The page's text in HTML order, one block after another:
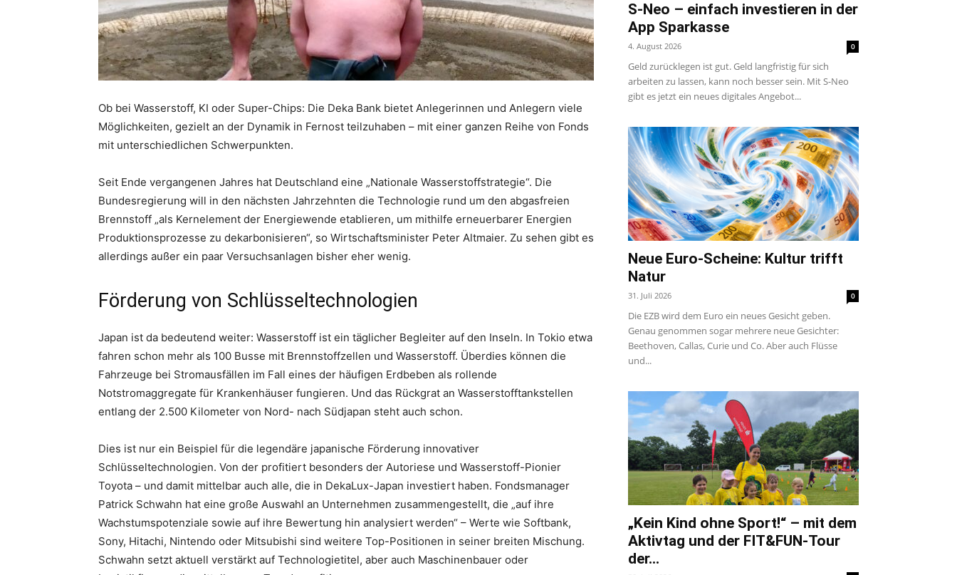
Ob bei Wasserstoff, KI oder Super-Chips: Die Deka Bank bietet Anlegerinnen und Anlegern viele
Möglichkeiten, gezielt an der Dynamik in Fernost teilzuhaben – mit einer ganzen Reihe von Fonds
mit unterschiedlichen Schwerpunkten.
Seit Ende vergangenen Jahres hat Deutschland eine „Nationale Wasserstoffstrategie“. Die
Bundesregierung will in den nächsten Jahrzehnten die Technologie rund um den abgasfreien
Brennstoff „als Kernelement der Energiewende etablieren, um mithilfe erneuerbarer Energien
Produktionsprozesse zu dekarbonisieren“, so Wirtschaftsminister Peter Altmaier. Zu sehen gibt es
allerdings außer ein paar Versuchsanlagen bisher eher wenig.
Förderung von Schlüsseltechnologien
Japan ist da bedeutend weiter: Wasserstoff ist ein täglicher Begleiter auf den Inseln. In Tokio etwa
fahren schon mehr als 100 Busse mit Brennstoffzellen und Wasserstoff. Überdies können die
Fahrzeuge bei Stromausfällen im Fall eines der häufigen Erdbeben als rollende
Notstromaggregate für Krankenhäuser fungieren. Und das Rückgrat an Wasserstofftankstellen
entlang der 2.500 Kilometer von Nord- nach Südjapan steht auch schon.
Dies ist nur ein Beispiel für die legendäre japanische Förderung innovativer
Schlüsseltechnologien. Von der profitiert besonders der Autoriese und Wasserstoff-Pionier
Toyota – und damit mittelbar auch alle, die in DekaLux-Japan investiert haben. Fondsmanager
Patrick Schwahn hat eine große Auswahl an Unternehmen zusammengestellt, die „auf ihre
Wachstumspotenziale sowie auf ihre Bewertung hin analysiert werden“ – Werte wie Softbank,
Sony, Hitachi, Nintendo oder Mitsubishi sind weitere Top-Positionen in seiner breiten Mischung.
Schwahn setzt aktuell verstärkt auf Technologietitel, aber auch Maschinenbauer oder
S-Neo – einfach investieren in der
App Sparkasse
4. August 2026 0
Geld zurücklegen ist gut. Geld langfristig für sich
arbeiten zu lassen, kann noch besser sein. Mit S-Neo
gibt es jetzt ein neues digitales Angebot...
Neue Euro-Scheine: Kultur trifft
Natur
31. Juli 2026 0
Die EZB wird dem Euro ein neues Gesicht geben.
Genau genommen sogar mehrere neue Gesichter:
Beethoven, Callas, Curie und Co. Aber auch Flüsse
und...
„Kein Kind ohne Sport!“ – mit dem
Aktivtag und der FIT&FUN-Tour
der...